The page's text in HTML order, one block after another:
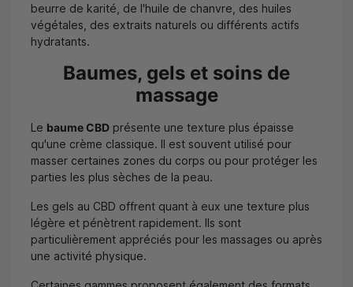
beurre de karité, de l'huile de chanvre, des huiles
végétales, des extraits naturels ou différents actifs
hydratants.
Baumes, gels et soins de
massage
Le baume CBD présente une texture plus épaisse
qu'une crème classique. Il est souvent utilisé pour
masser certaines zones du corps ou pour protéger les
parties les plus sèches de la peau.
Les gels au CBD offrent quant à eux une texture plus
légère et pénètrent rapidement. Ils sont
particulièrement appréciés pour les massages ou après
une activité physique.